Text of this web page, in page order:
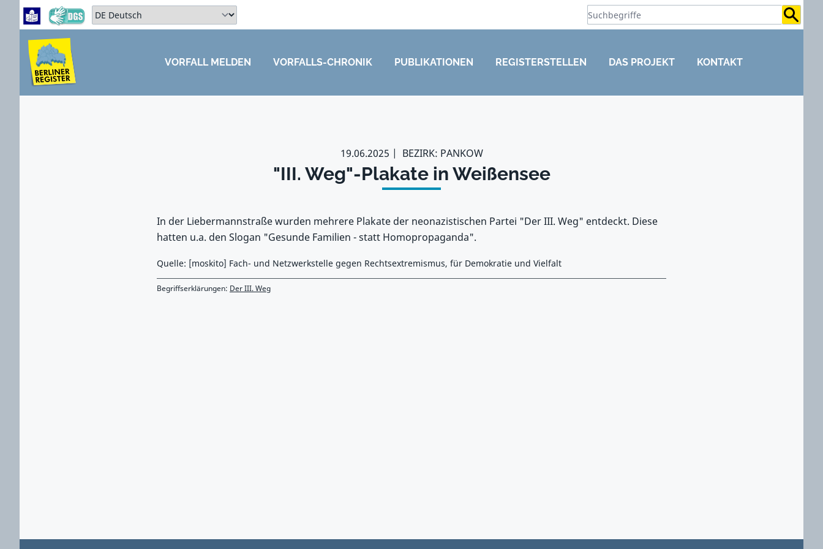
Zum Hauptbereich springen
Zum Hauptmenü springen
Sprache auswählen:
ZUM HAUPTBEREICH SPRINGEN
VORFALL MELDEN VORFALLS-CHRONIK PUBLIKATIONEN REGISTERSTELLEN DAS PROJEKT KONTAKT
19.06.2025 BEZIRK: PANKOW
"III. Weg"-Plakate in Weißensee
In der Liebermannstraße wurden mehrere Plakate der neonazistischen Partei "Der III. Weg" entdeckt. Diese
hatten u.a. den Slogan "Gesunde Familien - statt Homopropaganda".
Quelle: [moskito] Fach- und Netzwerkstelle gegen Rechtsextremismus, für Demokratie und Vielfalt
Begriffserklärungen: Der III. Weg